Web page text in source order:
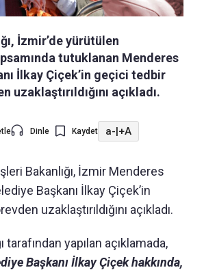
İzmir’de yürütülen
tutuklanan Menderes
İlkay Çiçek’in geçici tedbir
uzaklaştırıldığını açıkladı.
Dinle Kaydet a-|+A
Bakanlığı, İzmir Menderes
Başkanı İlkay Çiçek’in
uzaklaştırıldığını açıkladı.
tarafından yapılan açıklamada,
Başkanı İlkay Çiçek hakkında,